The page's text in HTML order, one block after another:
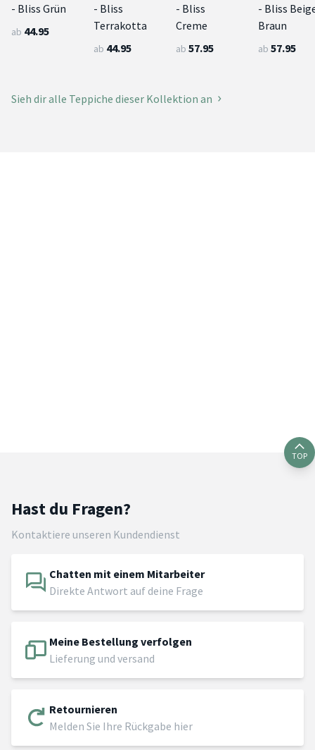
- Bliss Grün
ab 44.95
- Bliss
Terrakotta
ab 44.95
- Bliss
Creme
ab 57.95
- Bliss
Braun
ab 57.95
Sieh dir alle Teppiche dieser Kollektion an
TOP
Hast du Fragen?
Kontaktiere unseren Kundendienst
Chatten mit einem Mitarbeiter
Direkte Antwort auf deine Frage
Meine Bestellung verfolgen
Lieferung und versand
Retournieren
Melden Sie Ihre Rückgabe hier